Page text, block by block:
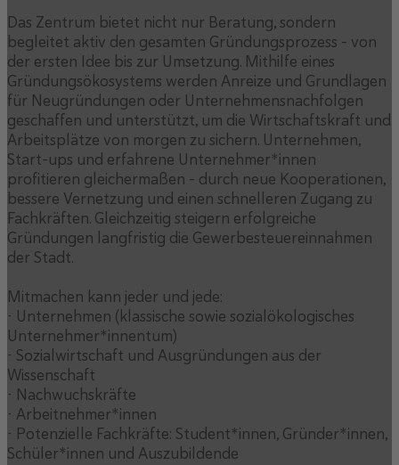
Das Zentrum bietet nicht nur Beratung, sondern
begleitet aktiv den gesamten Gründungsprozess – von
der ersten Idee bis zur Umsetzung. Mithilfe eines
Gründungsökosystems werden Anreize und Grundlagen
für Neugründungen oder Unternehmensnachfolgen
geschaffen und unterstützt, um die Wirtschaftskraft und
Arbeitsplätze von morgen zu sichern. Unternehmen,
Start-ups und erfahrene Unternehmer*innen
profitieren gleichermaßen – durch neue Kooperationen,
bessere Vernetzung und einen schnelleren Zugang zu
Fachkräften. Gleichzeitig steigern erfolgreiche
Gründungen langfristig die Gewerbesteuereinnahmen
der Stadt.
Mitmachen kann jeder und jede:
• Unternehmen (klassische sowie sozialökologisches
Unternehmer*innentum)
• Sozialwirtschaft und Ausgründungen aus der
Wissenschaft
• Nachwuchskräfte
• Arbeitnehmer*innen
• Potenzielle Fachkräfte: Student*innen, Gründer*innen,
Schüler*innen und Auszubildende